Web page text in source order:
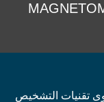
تقنيات التشخيص